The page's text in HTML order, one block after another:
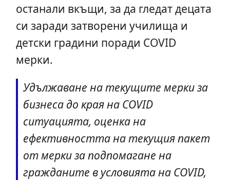
останали вкъщи, за да гледат децата
си заради затворени училища и
детски градини поради COVID
мерки.
Удължаване на текущите мерки за
бизнеса до края на COVID
ситуацията, оценка на
ефективността на текущия пакет
от мерки за подпомагане на
гражданите в условията на COVID,